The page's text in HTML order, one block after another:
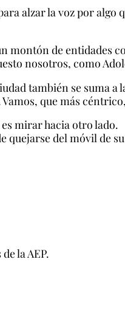
alzar la voz por algo
montón de entidades
nosotros, como
también se suma a
Vamos, que más
mirar hacia otro lado.
quejarse del móvil de
la AEP.